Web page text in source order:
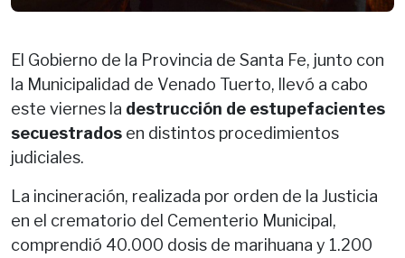
El Gobierno de la Provincia de Santa Fe, junto con
la Municipalidad de Venado Tuerto, llevó a cabo
este viernes la destrucción de estupefacientes
secuestrados en distintos procedimientos
judiciales.
La incineración, realizada por orden de la Justicia
en el crematorio del Cementerio Municipal,
comprendió 40.000 dosis de marihuana y 1.200